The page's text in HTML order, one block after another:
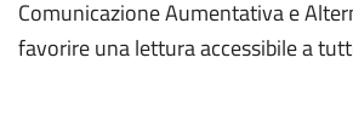
Comunicazione Aumentativa e
favorire una lettura accessibile a